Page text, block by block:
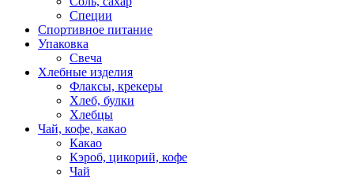
Специи
Спортивное питание
Упаковка
Свеча
Хлебные изделия
Флаксы, крекеры
Хлеб, булки
Хлебцы
Чай, кофе, какао
Какао
Кэроб, цикорий, кофе
Чай